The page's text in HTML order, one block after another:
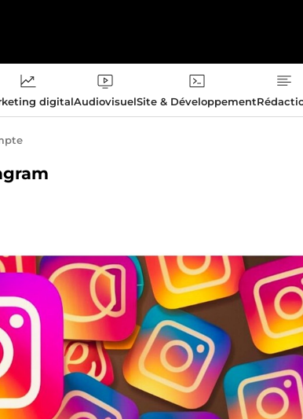
digitalAudiovisuelSite & Développement